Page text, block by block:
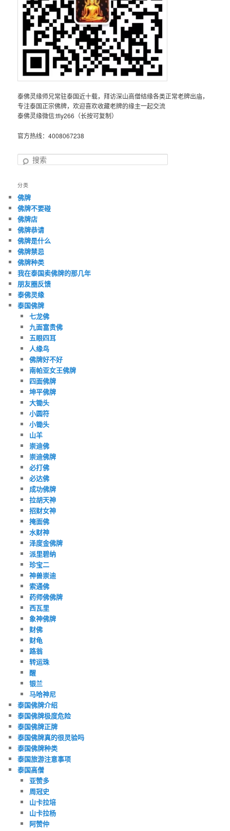
泰佛灵缘师兄常驻泰国近十载，拜访深山高僧结缘各类正常老牌出庙，
专注泰国正宗佛牌，欢迎喜欢收藏老牌的缘主一起交流
泰佛灵缘微信:tfly266（长按可复制）
官方热线：4008067238
搜
分类
佛牌
佛牌不要碰
佛牌店
佛牌恭请
佛牌是什么
佛牌禁忌
佛牌种类
我在泰国卖佛牌的那几年
朋友圈反馈
泰佛灵缘
泰国佛牌
七龙佛
九面富贵佛
五眼四耳
人缘鸟
佛牌好不好
南帕亚女王佛牌
四面佛牌
坤平佛牌
大锄头
小圆符
小锄头
山羊
崇迪佛
崇迪佛牌
必打佛
必达佛
成功佛牌
拉胡天神
招财女神
掩面佛
水财神
泽度金佛牌
派里碧纳
珍宝二
神兽崇迪
索通佛
药师佛佛牌
西瓦里
象神佛牌
财佛
财龟
路翁
转运珠
醒
银兰
马哈神尼
泰国佛牌介绍
泰国佛牌极度危险
泰国佛牌正牌
泰国佛牌真的很灵验吗
泰国佛牌种类
泰国旅游注意事项
泰国高僧
亚赞多
周冠史
山卡拉培
山卡拉杨
阿赞仲